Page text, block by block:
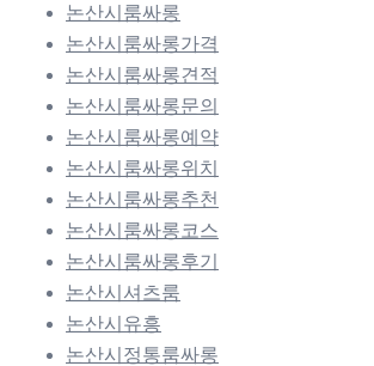
논산시룸싸롱
논산시룸싸롱가격
논산시룸싸롱견적
논산시룸싸롱문의
논산시룸싸롱예약
논산시룸싸롱위치
논산시룸싸롱추천
논산시룸싸롱코스
논산시룸싸롱후기
논산시셔츠룸
논산시유흥
논산시정통룸싸롱